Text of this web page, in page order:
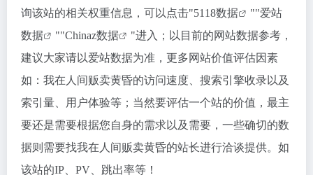
询该站的相关权重信息，可以点击"5118数据 ""爱站
数据
""Chinaz数据
"进入；以目前的网站数据参考，
建议大家请以爱站数据为准，更多网站价值评估因素
如：我在人间贩卖黄昏的访问速度、搜索引擎收录以及
索引量、用户体验等；当然要评估一个站的价值，最主
要还是需要根据您自身的需求以及需要，一些确切的数
据则需要找我在人间贩卖黄昏的站长进行洽谈提供。如
该站的IP、PV、跳出率等！